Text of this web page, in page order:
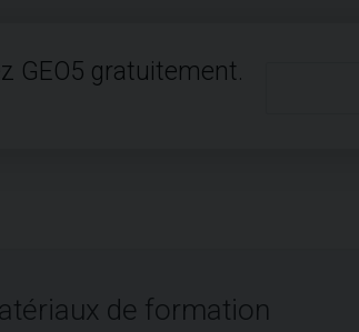
GEO5 gratuitement.
de formation